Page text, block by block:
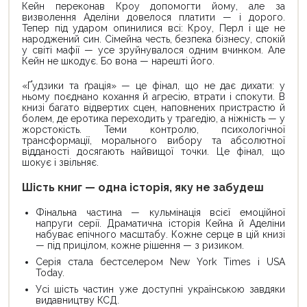
Кейн переконав Кроу допомогти йому, але за
визволення Аделіни довелося платити — і дорого.
Тепер під ударом опинилися всі: Кроу, Перл і ще не
народжений син. Сімейна честь, безпека бізнесу, спокій
у світі мафії — усе зруйнувалося одним вчинком. Але
Кейн не шкодує. Бо вона — нарешті його.
«Ґудзики та ґрація» — це фінал, що не дає дихати: у
ньому поєднано кохання й агресію, втрати і спокути. В
книзі багато відвертих сцен, наповнених пристрастю й
болем, де еротика переходить у трагедію, а ніжність — у
жорстокість. Теми контролю, психологічної
трансформації, морального вибору та абсолютної
відданості досягають найвищої точки. Це фінал, що
шокує і звільняє.
Шість книг — одна історія, яку не забудеш
Фінальна частина — кульмінація всієї емоційної
напруги серії. Драматична історія Кейна й Аделіни
набуває епічного масштабу. Кожне серце в цій книзі
— під прицілом, кожне рішення — з ризиком.
Серія стала бестселером New York Times і USA
Today.
Усі шість частин уже доступні українською завдяки
видавництву КСД.